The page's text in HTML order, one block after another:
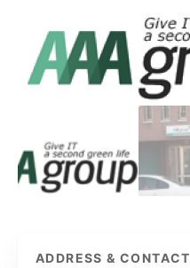
ADDRESS & CONTACT